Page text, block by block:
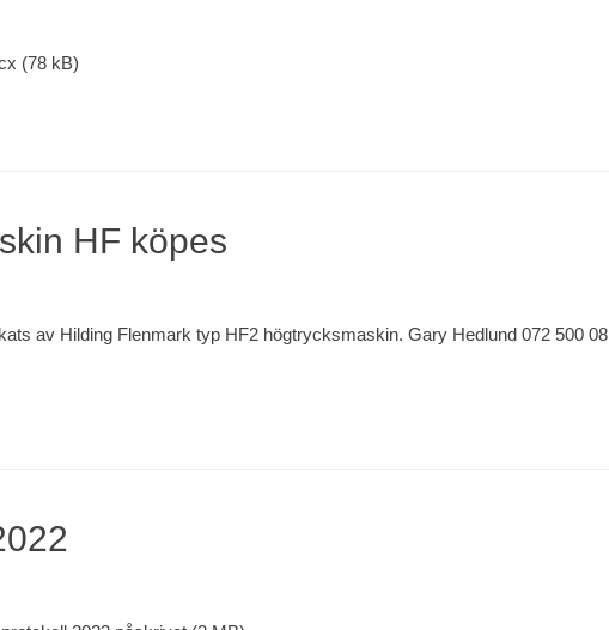
(78 kB)
HF köpes
av Hilding Flenmark typ HF2 högtrycksmaskin. Gary Hedlund 072 500 08